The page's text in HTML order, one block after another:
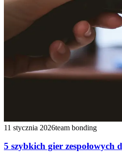
11 stycznia 2026team bonding
5 szybkich gier zespołowych